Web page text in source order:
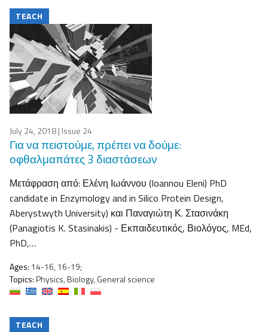
TEACH
July 24, 2018| Issue 24
Για να πειστούμε, πρέπει να δούμε:
οφθαλμαπάτες 3 διαστάσεων
Μετάφραση από: Ελένη Ιωάννου (Ioannou Eleni) PhD
candidate in Enzymology and in Silico Protein Design,
Aberystwyth University) και Παναγιώτη Κ. Στασινάκη
(Panagiotis K. Stasinakis) - Εκπαιδευτικός, Βιολόγος, MEd,
PhD,…
Ages: 14-16, 16-19;
Topics:Physics, Biology, General science
TEACH